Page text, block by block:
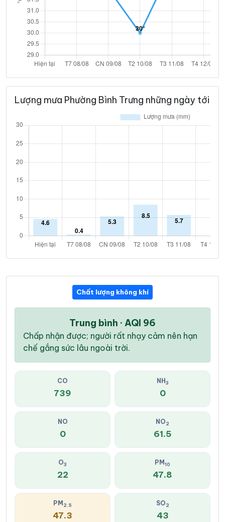
Lượng mưa Phường Bình Trưng những ngày tới
Chất lượng không khí
Trung bình · AQI 96
Chấp nhận được; người rất nhạy cảm nên hạn
chế gắng sức lâu ngoài trời.
CO
739
NH 3
0
NO
0
NO2
61.5
O3
22
PM 10
47.8
PM 2.5
47.3
SO2
43